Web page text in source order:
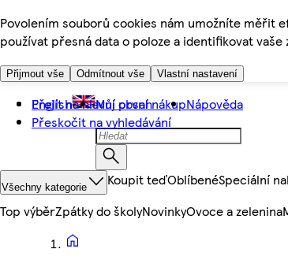
Povolením souborů cookies nám umožníte měřit
používat přesná data o poloze a identifikovat vaše
Přijmout vše Odmítnout vše Vlastní nastavení
Přejít na hlavní obsah
Přeskočit na vyhledávání
English Můj první nákupNápověda
Všechny kategorie Koupit teďOblíbenéSpeciální
Top výběrZpátky do školyNovinkyOvoce a zelenina